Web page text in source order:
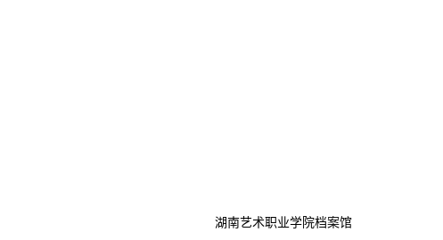
湖南艺术职业学院档案馆